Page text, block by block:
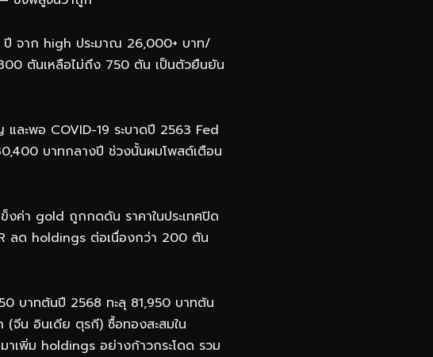
ปี จาก high ประมาณ 26,000+ บาท/
ตันเหลือไม่ถึง 750 ตัน เป็นตัวยืนยัน
ะพอ COVID-19 ระบาดปี 2563 Fed
บาทกลางปี ช่วงนั้นผมโพสต์เตือน
ค่า gold ถูกกดดัน ราคาในประเทศปิด
ลด holdings ต่อเนื่องกว่า 200 ตัน
บาทต้นปี 2568 ทะลุ 81,950 บาทต้น
จีน อินเดีย ตุรกี) ซื้อทองสะสมใน
เพิ่ม holdings อย่างก้าวกระโดด รวม